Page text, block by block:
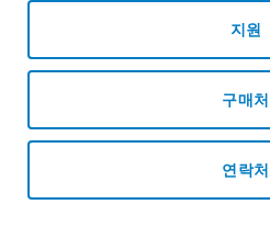
지원
구매처
연락처